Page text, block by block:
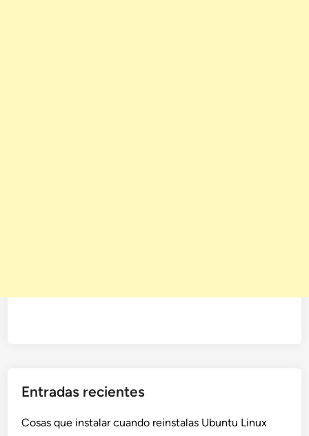
Entradas recientes
Cosas que instalar cuando reinstalas Ubuntu Linux